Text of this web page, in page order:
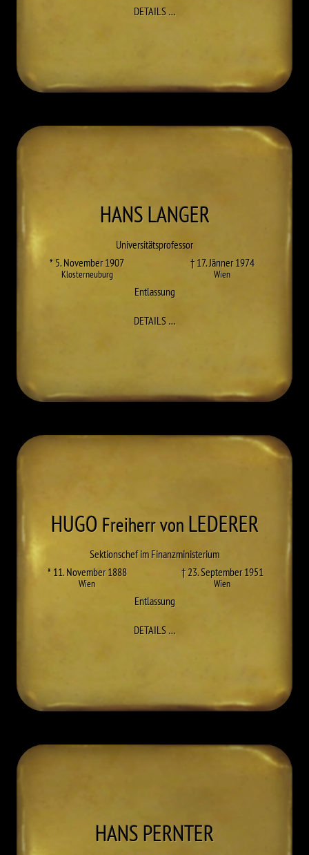
DETAILS…ZU KARL JOSEF KRAJATSCH
HANSLANGER
Universitätsprofessor
* 5. November 1907
Klosterneuburg
† 17. Jänner 1974
Wien
Entlassung
DETAILS…ZU HANS LANGER
HUGO Freiherr vonLEDERER
Sektionschef im Finanzministerium
* 11. November 1888
Wien
† 23. September 1951
Wien
Entlassung
DETAILS…ZU HUGO LEDERER
HANSPERNTER